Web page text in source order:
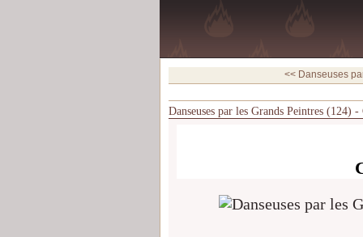
<< Danseuses
Danseuses par les Grands Peintres (124)